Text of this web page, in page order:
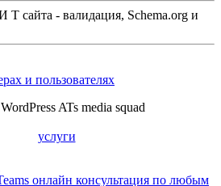
сайта - валидация, Schema.org и
и пользователях
ATs media squad
услуги